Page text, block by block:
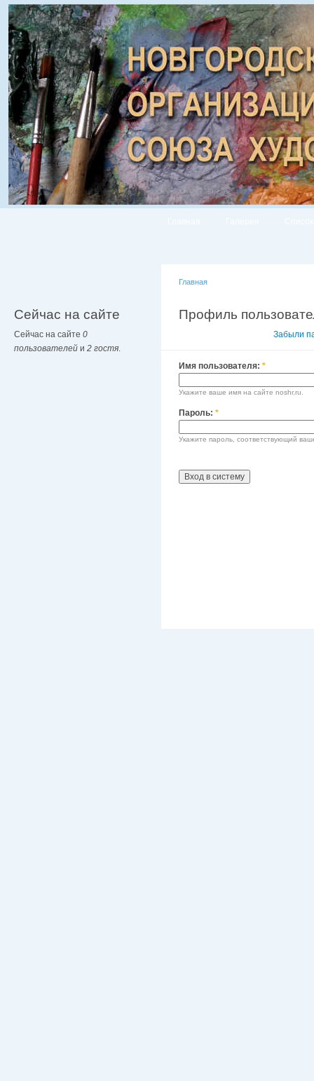
Сейчас на сайте
Сейчас на сайте 0
пользователей и 2 гостя.
Главная
Профиль
Забыли
Имя пользователя: *
Укажите ваше имя на сайте noshr.ru.
Пароль: *
Укажите пароль, соответствующий